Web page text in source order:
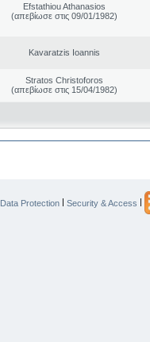
Efstathiou Athanasios
(απεβίωσε στις 09/01/1982)
Kavaratzis Ioannis
Stratos Christoforos
(απεβίωσε στις 15/04/1982)
Data Protection | Security & Access |